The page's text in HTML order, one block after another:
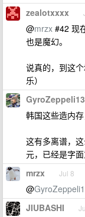
zealotxxxx
@mrzx #42 现
也是魔幻。
说真的，到这
乐）
GyroZeppeli13
韩国这些造内
这有多离谱，
元，已经是字面
mrzx Jul 8
@
JIUBASHI